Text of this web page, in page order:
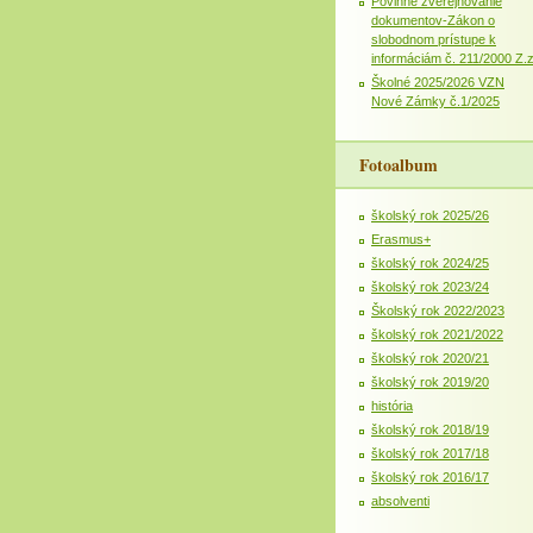
dokumentov-Zákon o
slobodnom prístupe k
informáciám č. 211/2000 Z.z
Školné 2025/2026 VZN
Nové Zámky č.1/2025
Fotoalbum
školský rok 2025/26
Erasmus+
školský rok 2024/25
školský rok 2023/24
Školský rok 2022/2023
školský rok 2021/2022
školský rok 2020/21
školský rok 2019/20
história
školský rok 2018/19
školský rok 2017/18
školský rok 2016/17
absolventi